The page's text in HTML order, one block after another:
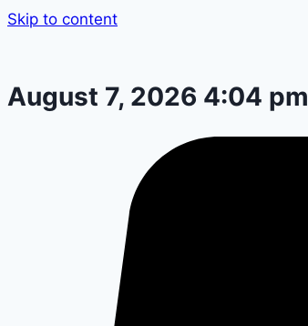
Skip to content
August 7, 2026 4:04 pm